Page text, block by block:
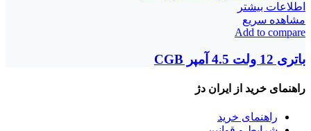
اطلاعات بیشتر
مشاهده سریع
Add to compare
باتری 12 ولت 4.5 آمپر CGB
راهنمای خرید از ایران دژ
راهنمای خرید